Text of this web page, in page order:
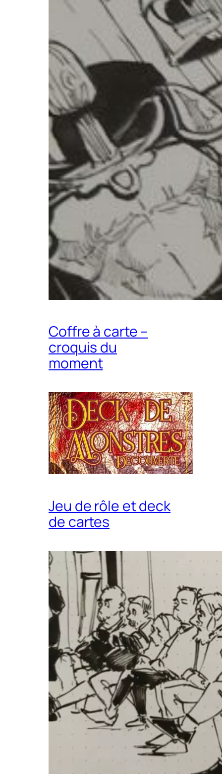
Coffre à carte –
croquis du
moment
Jeu de rôle et deck
de cartes